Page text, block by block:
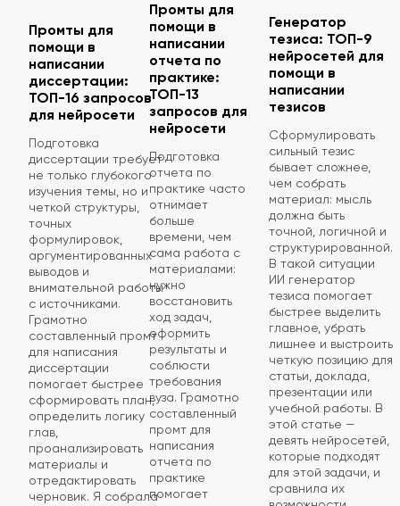
Промты для
помощи в
написании
диссертации:
ТОП-16 запросов
для нейросети
Подготовка
диссертации требует
не только глубокого
изучения темы, но и
четкой структуры,
точных
формулировок,
аргументированных
выводов и
внимательной работы
с источниками.
Грамотно
составленный промт
для написания
диссертации
помогает быстрее
сформировать план,
определить логику
глав,
проанализировать
материалы и
отредактировать
черновик. Я собрала
Промты для
помощи в
написании
отчета по
практике:
ТОП-13
запросов для
нейросети
Подготовка
отчета по
практике часто
отнимает
больше
времени, чем
сама работа с
материалами:
нужно
восстановить
ход задач,
оформить
результаты и
соблюсти
требования
вуза. Грамотно
составленный
промт для
написания
отчета по
практике
помогает
Генератор
тезиса: ТОП-9
нейросетей для
помощи в
написании
тезисов
Сформулировать
сильный тезис
бывает сложнее,
чем собрать
материал: мысль
должна быть
точной, логичной и
структурированной.
В такой ситуации
ИИ генератор
тезиса помогает
быстрее выделить
главное, убрать
лишнее и выстроить
четкую позицию для
статьи, доклада,
презентации или
учебной работы. В
этой статье —
девять нейросетей,
которые подходят
для этой задачи, и
сравнила их